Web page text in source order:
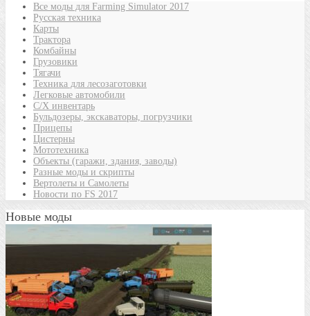
Все моды для Farming Simulator 2017
Русская техника
Карты
Трактора
Комбайны
Грузовики
Тягачи
Техника для лесозаготовки
Легковые автомобили
С/Х инвентарь
Бульдозеры, экскаваторы, погрузчики
Прицепы
Цистерны
Мототехника
Объекты (гаражи, здания, заводы)
Разные моды и скрипты
Вертолеты и Самолеты
Новости по FS 2017
Новые моды